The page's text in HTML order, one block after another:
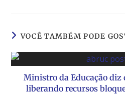
VOCÊ TAMBÉM PODE
Ministro da Educação diz
liberando recursos